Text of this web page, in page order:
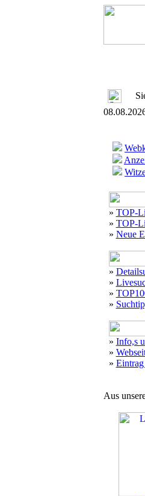
» TOP-
» TOP-
» Neue
»
»
»
»
» Info,s
»
» Eintrag
Aus